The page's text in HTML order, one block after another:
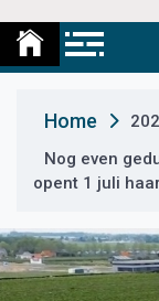
e
t
Home
Nog even
opent 1 juli